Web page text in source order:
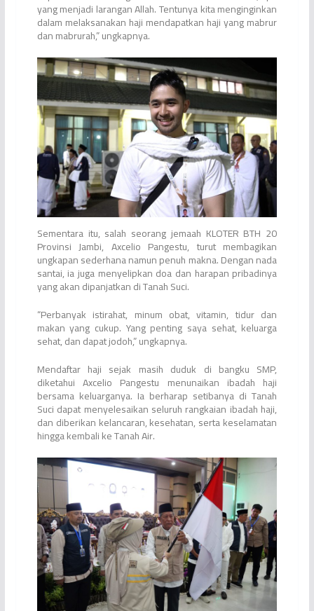
yang menjadi larangan Allah. Tentunya kita menginginkan
dalam melaksanakan haji mendapatkan haji yang mabrur
dan mabrurah,” ungkapnya.
Sementara itu, salah seorang jemaah KLOTER BTH 20
Provinsi Jambi, Axcelio Pangestu, turut membagikan
ungkapan sederhana namun penuh makna. Dengan nada
santai, ia juga menyelipkan doa dan harapan pribadinya
yang akan dipanjatkan di Tanah Suci.
“Perbanyak istirahat, minum obat, vitamin, tidur dan
makan yang cukup. Yang penting saya sehat, keluarga
sehat, dan dapat jodoh,” ungkapnya.
Mendaftar haji sejak masih duduk di bangku SMP,
diketahui Axcelio Pangestu menunaikan ibadah haji
bersama keluarganya. Ia berharap setibanya di Tanah
Suci dapat menyelesaikan seluruh rangkaian ibadah haji,
dan diberikan kelancaran, kesehatan, serta keselamatan
hingga kembali ke Tanah Air.